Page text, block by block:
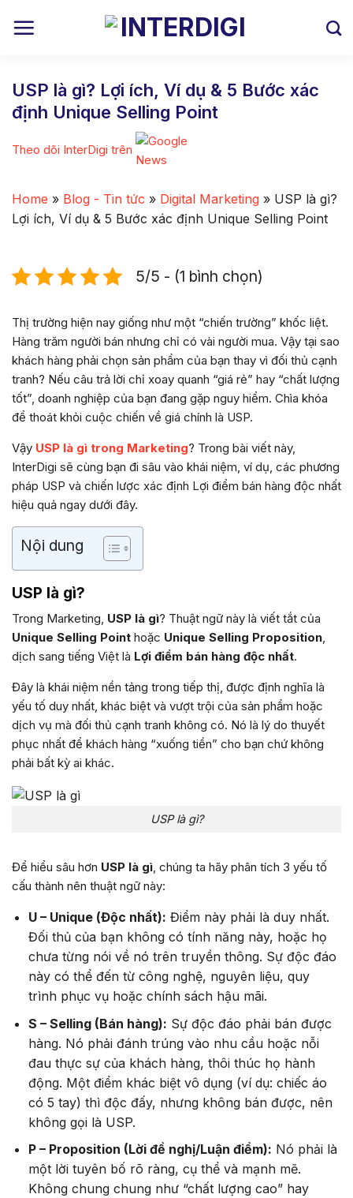
USP là gì? Lợi ích, Ví dụ & 5 Bước xác
định Unique Selling Point
Theo dõi InterDigi trên
Home » Blog - Tin tức » Digital Marketing » USP là gì?
Lợi ích, Ví dụ & 5 Bước xác định Unique Selling Point
5/5 - (1 bình chọn)
Thị trường hiện nay giống như một “chiến trường” khốc liệt.
Hàng trăm người bán nhưng chỉ có vài người mua. Vậy tại sao
khách hàng phải chọn sản phẩm của bạn thay vì đối thủ cạnh
tranh? Nếu câu trả lời chỉ xoay quanh “giá rẻ” hay “chất lượng
tốt”, doanh nghiệp của bạn đang gặp nguy hiểm. Chìa khóa
để thoát khỏi cuộc chiến về giá chính là USP.
Vậy USP là gì trong Marketing? Trong bài viết này,
InterDigi sẽ cùng bạn đi sâu vào khái niệm, ví dụ, các phương
pháp USP và chiến lược xác định Lợi điểm bán hàng độc nhất
hiệu quả ngay dưới đây.
Nội dung
USP là gì?
Trong Marketing, USP là gì? Thuật ngữ này là viết tắt của
Unique Selling Point hoặc Unique Selling Proposition,
dịch sang tiếng Việt là Lợi điểm bán hàng độc nhất.
Đây là khái niệm nền tảng trong tiếp thị, được định nghĩa là
yếu tố duy nhất, khác biệt và vượt trội của sản phẩm hoặc
dịch vụ mà đối thủ cạnh tranh không có. Nó là lý do thuyết
phục nhất để khách hàng “xuống tiền” cho bạn chứ không
phải bất kỳ ai khác.
USP là gì?
Để hiểu sâu hơn USP là gì, chúng ta hãy phân tích 3 yếu tố
cấu thành nên thuật ngữ này:
U – Unique (Độc nhất): Điểm này phải là duy nhất.
Đối thủ của bạn không có tính năng này, hoặc họ
chưa từng nói về nó trên truyền thông. Sự độc đáo
này có thể đến từ công nghệ, nguyên liệu, quy
trình phục vụ hoặc chính sách hậu mãi.
S – Selling (Bán hàng): Sự độc đáo phải bán được
hàng. Nó phải đánh trúng vào nhu cầu hoặc nỗi
đau thực sự của khách hàng, thôi thúc họ hành
động. Một điểm khác biệt vô dụng (ví dụ: chiếc áo
có 5 tay) thì độc đấy, nhưng không bán được, nên
không gọi là USP.
P – Proposition (Lời đề nghị/Luận điểm): Nó phải là
một lời tuyên bố rõ ràng, cụ thể và mạnh mẽ.
Không chung chung như “chất lượng cao” hay